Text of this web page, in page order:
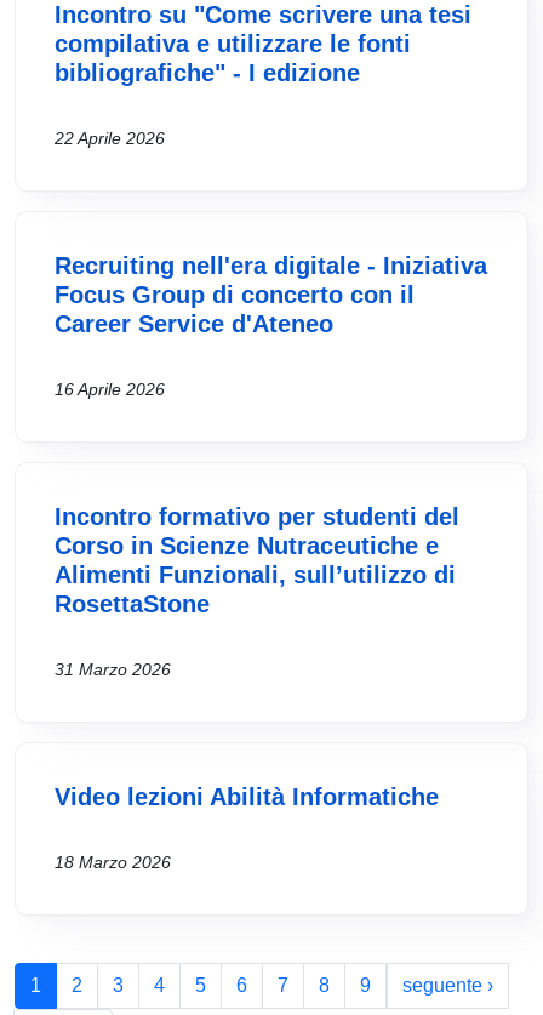
Incontro su "Come scrivere una tesi
compilativa e utilizzare le fonti
bibliografiche" - I edizione
22 Aprile 2026
Recruiting nell'era digitale - Iniziativa
Focus Group di concerto con il
Career Service d'Ateneo
16 Aprile 2026
Incontro formativo per studenti del
Corso in Scienze Nutraceutiche e
Alimenti Funzionali, sull’utilizzo di
RosettaStone
31 Marzo 2026
Video lezioni Abilità Informatiche
18 Marzo 2026
Paginazione
1 2 3 4 5 6 7 8 9 seguente ›